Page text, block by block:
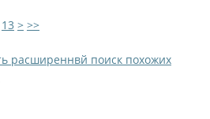
13 > >>
расширеннвй поиск похожих